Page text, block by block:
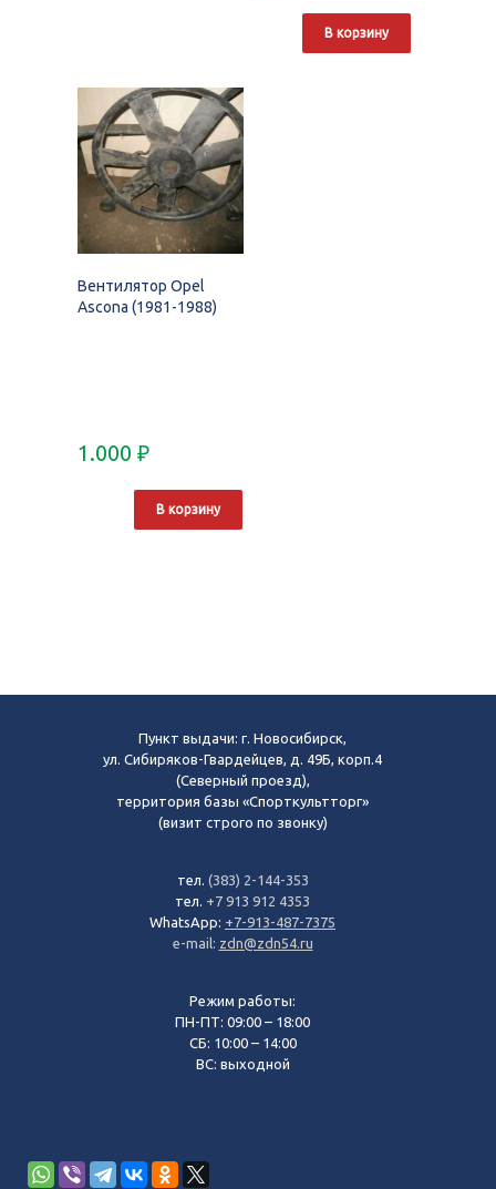
В корзину
Вентилятор Opel
Ascona (1981-1988)
1.000 ₽
В корзину
Пункт выдачи: г. Новосибирск,
ул. Сибиряков-Гвардейцев, д. 49Б, корп.4
(Северный проезд),
территория базы «Спорткультторг»
(визит строго по звонку)
тел. (383) 2-144-353
тел. +7 913 912 4353
WhatsApp: +7-913-487-7375
e-mail: zdn@zdn54.ru
Режим работы:
ПН-ПТ: 09:00 – 18:00
СБ: 10:00 – 14:00
ВС: выходной